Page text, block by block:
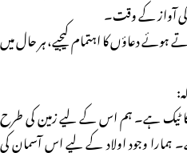
آواز کے وقت۔
ہوئے دعاؤں کا اہتمام کیجیے، ہر حال میں
کا ٹیک ہے۔ ہم اس کے لیے زمین کی طرح
وجود اولاد کے لیے اس آسمان کی